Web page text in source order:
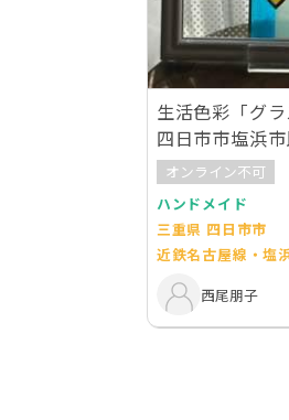
生活色彩「グ
四日市市塩浜
オンライン不可
ハンドメイド
三重県 四日市市
近鉄名古屋線・塩
西尾朋子